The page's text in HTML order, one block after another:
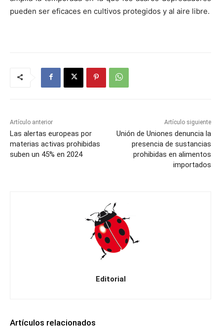
pueden ser eficaces en cultivos protegidos y al aire libre.
Artículo anterior
Las alertas europeas por
materias activas prohibidas
suben un 45% en 2024
Artículo siguiente
Unión de Uniones denuncia la
presencia de sustancias
prohibidas en alimentos
importados
Editorial
Artículos relacionados